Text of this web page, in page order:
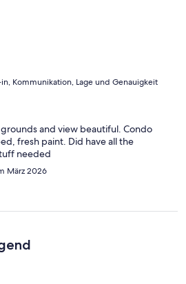
Kommunikation, Lage und Genauigkeit
grounds and view beautiful. Condo
fresh paint. Did have all the
needed
März 2026